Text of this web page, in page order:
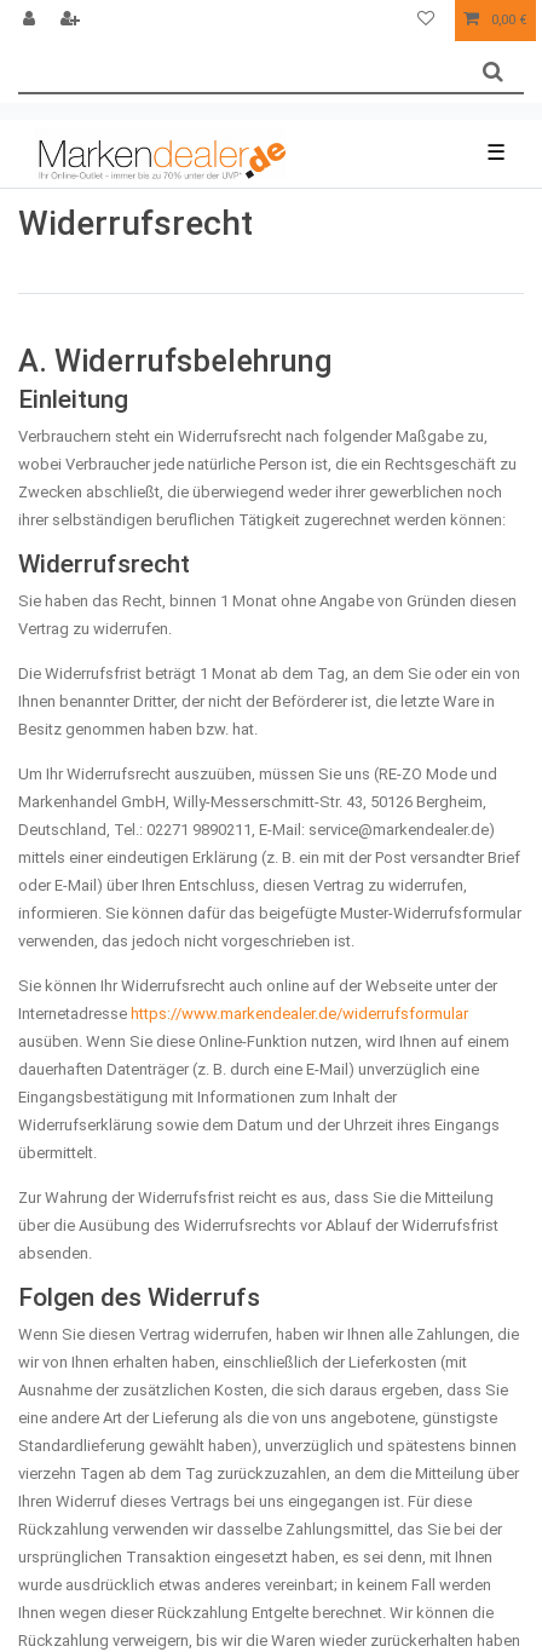
0,00 €
☰
Widerrufs­recht
A. Widerrufsbelehrung
Einleitung
Verbrauchern steht ein Widerrufsrecht nach folgender Maßgabe zu,
wobei Verbraucher jede natürliche Person ist, die ein Rechtsgeschäft zu
Zwecken abschließt, die überwiegend weder ihrer gewerblichen noch
ihrer selbständigen beruflichen Tätigkeit zugerechnet werden können:
Widerrufsrecht
Sie haben das Recht, binnen 1 Monat ohne Angabe von Gründen diesen
Vertrag zu widerrufen.
Die Widerrufsfrist beträgt 1 Monat ab dem Tag, an dem Sie oder ein von
Ihnen benannter Dritter, der nicht der Beförderer ist, die letzte Ware in
Besitz genommen haben bzw. hat.
Um Ihr Widerrufsrecht auszuüben, müssen Sie uns (RE-ZO Mode und
Markenhandel GmbH, Willy-Messerschmitt-Str. 43, 50126 Bergheim,
Deutschland, Tel.: 02271 9890211, E-Mail: service@markendealer.de)
mittels einer eindeutigen Erklärung (z. B. ein mit der Post versandter Brief
oder E-Mail) über Ihren Entschluss, diesen Vertrag zu widerrufen,
informieren. Sie können dafür das beigefügte Muster-Widerrufsformular
verwenden, das jedoch nicht vorgeschrieben ist.
Sie können Ihr Widerrufsrecht auch online auf der Webseite unter der
Internetadresse https://www.markendealer.de/widerrufsformular
ausüben. Wenn Sie diese Online-Funktion nutzen, wird Ihnen auf einem
dauerhaften Datenträger (z. B. durch eine E-Mail) unverzüglich eine
Eingangsbestätigung mit Informationen zum Inhalt der
Widerrufserklärung sowie dem Datum und der Uhrzeit ihres Eingangs
übermittelt.
Zur Wahrung der Widerrufsfrist reicht es aus, dass Sie die Mitteilung
über die Ausübung des Widerrufsrechts vor Ablauf der Widerrufsfrist
absenden.
Folgen des Widerrufs
Wenn Sie diesen Vertrag widerrufen, haben wir Ihnen alle Zahlungen, die
wir von Ihnen erhalten haben, einschließlich der Lieferkosten (mit
Ausnahme der zusätzlichen Kosten, die sich daraus ergeben, dass Sie
eine andere Art der Lieferung als die von uns angebotene, günstigste
Standardlieferung gewählt haben), unverzüglich und spätestens binnen
vierzehn Tagen ab dem Tag zurückzuzahlen, an dem die Mitteilung über
Ihren Widerruf dieses Vertrags bei uns eingegangen ist. Für diese
Rückzahlung verwenden wir dasselbe Zahlungsmittel, das Sie bei der
ursprünglichen Transaktion eingesetzt haben, es sei denn, mit Ihnen
wurde ausdrücklich etwas anderes vereinbart; in keinem Fall werden
Ihnen wegen dieser Rückzahlung Entgelte berechnet. Wir können die
Rückzahlung verweigern, bis wir die Waren wieder zurückerhalten haben